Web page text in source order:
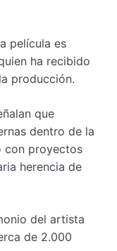
película es
ha recibido
producción.
que
dentro de la
con proyectos
herencia de
del artista
de 2.000